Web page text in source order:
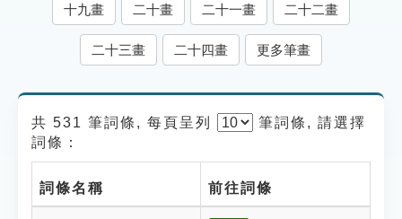
貓頭鷹博士
十九畫 二十畫 二十一畫 二十二畫
二十三畫 二十四畫 更多筆畫
共 531 筆詞條, 每頁呈列 筆詞條, 請選擇
詞條：
詞條名稱 前往詞條